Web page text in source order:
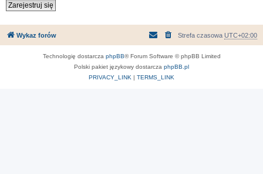
Zarejestruj się
Wykaz forów Strefa czasowa UTC+02:00
Technologię dostarcza phpBB® Forum Software © phpBB Limited
Polski pakiet językowy dostarcza phpBB.pl
PRIVACY_LINK | TERMS_LINK